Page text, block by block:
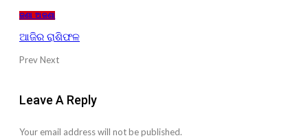
ଜଣା ଅଜଣା
ଆଜିର ରାଶିଫଳ
PrevNext
Leave A Reply
Your email address will not be published.